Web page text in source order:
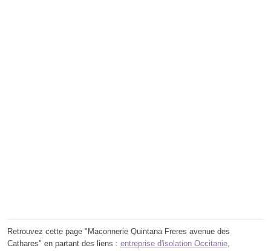
Retrouvez cette page "Maconnerie Quintana Freres avenue des
Cathares" en partant des liens : entreprise d'isolation Occitanie,